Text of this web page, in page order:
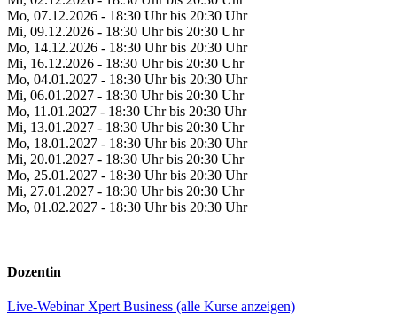
Mo, 07.12.2026 - 18:30 Uhr bis 20:30 Uhr
Mi, 09.12.2026 - 18:30 Uhr bis 20:30 Uhr
Mo, 14.12.2026 - 18:30 Uhr bis 20:30 Uhr
Mi, 16.12.2026 - 18:30 Uhr bis 20:30 Uhr
Mo, 04.01.2027 - 18:30 Uhr bis 20:30 Uhr
Mi, 06.01.2027 - 18:30 Uhr bis 20:30 Uhr
Mo, 11.01.2027 - 18:30 Uhr bis 20:30 Uhr
Mi, 13.01.2027 - 18:30 Uhr bis 20:30 Uhr
Mo, 18.01.2027 - 18:30 Uhr bis 20:30 Uhr
Mi, 20.01.2027 - 18:30 Uhr bis 20:30 Uhr
Mo, 25.01.2027 - 18:30 Uhr bis 20:30 Uhr
Mi, 27.01.2027 - 18:30 Uhr bis 20:30 Uhr
Mo, 01.02.2027 - 18:30 Uhr bis 20:30 Uhr
Dozentin
Live-Webinar Xpert Business (alle Kurse anzeigen)